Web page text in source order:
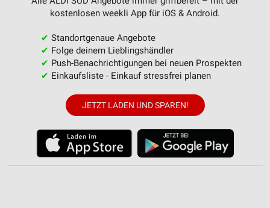
kostenlosen weekli App für iOS & Android.
✔ Standortgenaue Angebote
✔ Folge deinem Lieblingshändler
✔ Push-Benachrichtigungen bei neuen Prospekten
✔ Einkaufsliste - Einkauf stressfrei planen
JETZT LADEN UND SPAREN!